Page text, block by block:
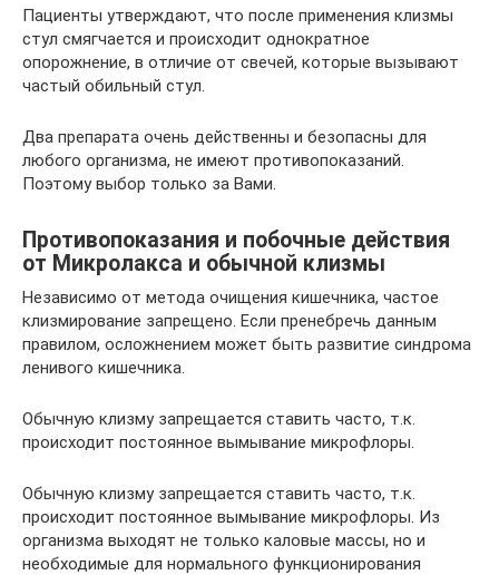
Пациенты утверждают, что после применения клизмы
стул смягчается и происходит однократное
опорожнение, в отличие от свечей, которые вызывают
частый обильный стул.
Два препарата очень действенны и безопасны для
любого организма, не имеют противопоказаний.
Поэтому выбор только за Вами.
Противопоказания и побочные действия
от Микролакса и обычной клизмы
Независимо от метода очищения кишечника, частое
клизмирование запрещено. Если пренебречь данным
правилом, осложнением может быть развитие синдрома
ленивого кишечника.
Обычную клизму запрещается ставить часто, т.к.
происходит постоянное вымывание микрофлоры.
Обычную клизму запрещается ставить часто, т.к.
происходит постоянное вымывание микрофлоры. Из
организма выходят не только каловые массы, но и
необходимые для нормального функционирования